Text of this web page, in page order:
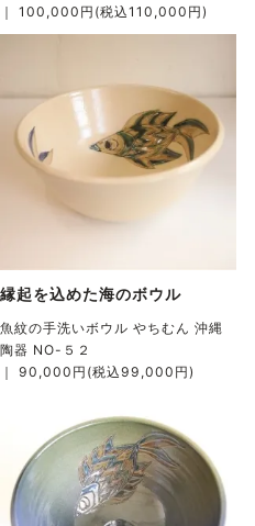
｜ 100,000円(税込110,000円)
縁起を込めた海のボウル
魚紋の手洗いボウル やちむん 沖縄
陶器 NO-５２
｜ 90,000円(税込99,000円)